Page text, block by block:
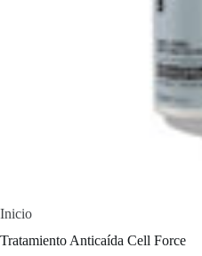
Inicio
Tratamiento Anticaída Cell Force